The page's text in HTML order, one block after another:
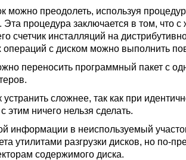
можно преодолеть, используя
Эта процедура заключается в том, что
счетчик инсталляций на
с диском можно выполнить
переносить программный пакет с
устранить сложнее, так как при
этим ничего нельзя сделать.
информации в неиспользуемый
утилитами разгрузки дисков, но по-
содержимого диска.